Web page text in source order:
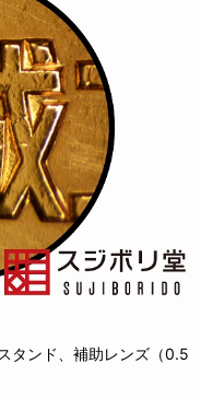
ンド、補助レンズ（0.5